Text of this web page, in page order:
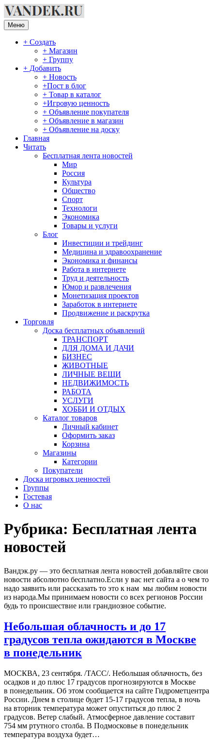
Перейти
к
содержимому
Меню
+ Создать
+ Магазин
+ Группу
+ Добавить
+ Новость
+Пост в блог
+ Товар в каталог
+Игровую ценность
+ Объявление покупателя
+ Объявление в магазин
+ Объявление на доску
Главная
Читать
Бесплатная лента новостей
Мир
Россия
Культура
Общество
Спорт
Технологи
Экономика
Товары и услуги
Блог
Инвестиции и трейдинг
Медицина и здравоохранение
Экономика и финансы
Работа в интернете
Труд и деятельность
Юмор и развлечения
Монетизация проектов
Заработок в интернете
Продвижение и раскрутка
Торговля
Доска бесплатных объявлений
ТРАНСПОРТ
ДЛЯ ДОМА И ДАЧИ
БИЗНЕС
ЖИВОТНЫЕ
ЛИЧНЫЕ ВЕЩИ
НЕДВИЖИМОСТЬ
РАБОТА
УСЛУГИ
ХОББИ И ОТДЫХ
Каталог товаров
Личный кабинет
Оформить заказ
Корзина
Магазины
Категории
Покупатели
Доска игровых ценностей
Группы
Гостевая
О нас
Рубрика: Бесплатная лента
новостей
Вандэк.ру — это бесплатная лента новостей добавляйте свои
новости абсолютно бесплатно.Если у вас нет сайта а о чем то
надо заявить или рассказать то это к нам мы любим новости
из народа.Мы принимаем новости со всех регионов России
будь то происшествие или грандиозное событие.
Небольшая облачность и до 17
градусов тепла ожидаются в Москве
в понедельник
МОСКВА, 23 сентября. /ТАСС/. Небольшая облачность, без
осадков и до плюс 17 градусов прогнозируются в Москве
в понедельник. Об этом сообщается на сайте Гидрометцентра
России. Днем в столице будет 15-17 градусов тепла, в ночь
на вторник температура может опуститься до плюс 2
градусов. Ветер слабый. Атмосферное давление составит
754 мм ртутного столба. В Подмосковье в понедельник
температура воздуха будет…